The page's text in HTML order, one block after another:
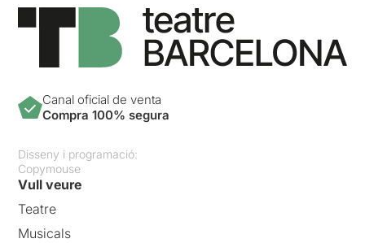
Canal oficial de venta
Compra 100% segura
Disseny i programació:
Copymouse
Vull veure
Teatre
Musicals